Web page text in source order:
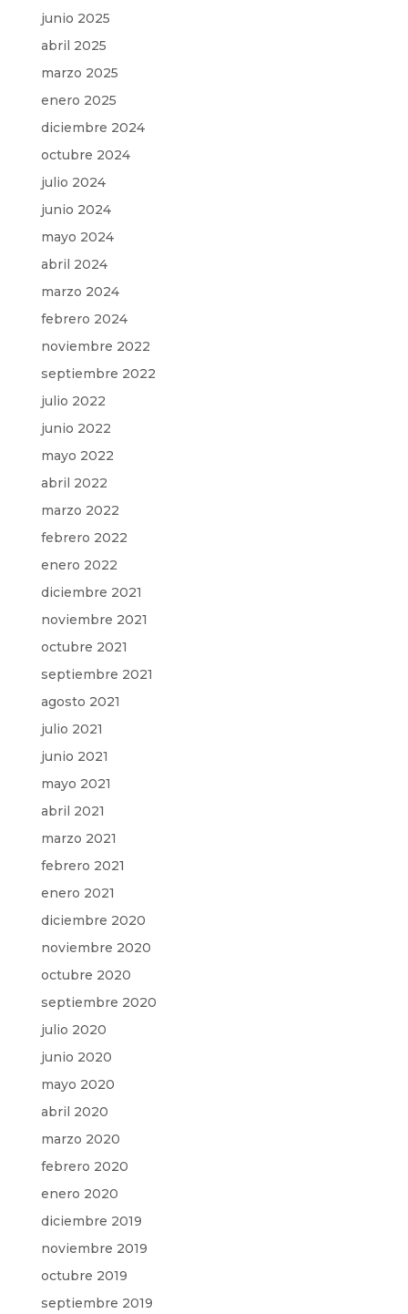
junio 2025
abril 2025
marzo 2025
enero 2025
diciembre 2024
octubre 2024
julio 2024
junio 2024
mayo 2024
abril 2024
marzo 2024
febrero 2024
noviembre 2022
septiembre 2022
julio 2022
junio 2022
mayo 2022
abril 2022
marzo 2022
febrero 2022
enero 2022
diciembre 2021
noviembre 2021
octubre 2021
septiembre 2021
agosto 2021
julio 2021
junio 2021
mayo 2021
abril 2021
marzo 2021
febrero 2021
enero 2021
diciembre 2020
noviembre 2020
octubre 2020
septiembre 2020
julio 2020
junio 2020
mayo 2020
abril 2020
marzo 2020
febrero 2020
enero 2020
diciembre 2019
noviembre 2019
octubre 2019
septiembre 2019